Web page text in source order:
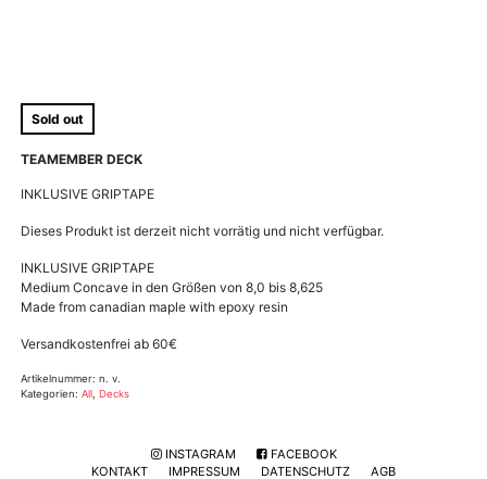
Sold out
TEAMEMBER DECK
INKLUSIVE GRIPTAPE
Dieses Produkt ist derzeit nicht vorrätig und nicht verfügbar.
INKLUSIVE GRIPTAPE
Medium Concave in den Größen von 8,0 bis 8,625
Made from canadian maple with epoxy resin
Versandkostenfrei ab 60€
Artikelnummer: n. v.
Kategorien: All Decks
INSTAGRAM
FACEBOOK
KONTAKT
IMPRESSUM DATENSCHUTZ AGB